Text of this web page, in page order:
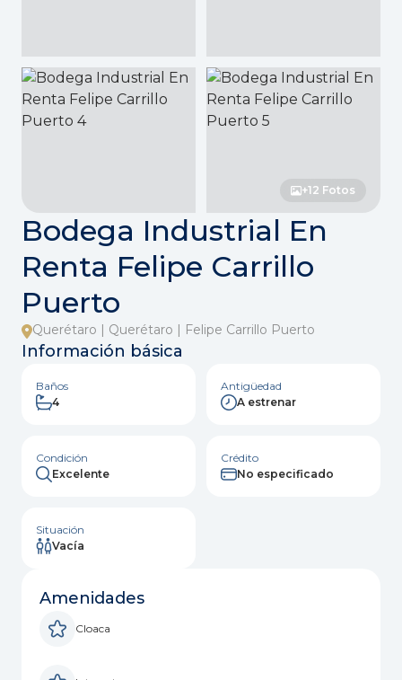
+12 Fotos
Bodega Industrial En
Renta Felipe Carrillo
Puerto
Querétaro | Querétaro | Felipe Carrillo Puerto
Información básica
Baños
4
Antigüedad
A estrenar
Condición
Excelente
Crédito
No especificado
Situación
Vacía
Amenidades
Cloaca